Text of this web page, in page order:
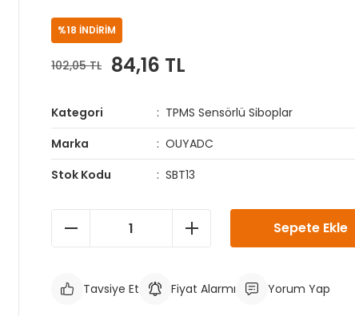
%18 İNDİRİM
102,05 TL 84,16 TL
Kategori
TPMS Sensörlü Siboplar
Marka
OUYADC
Stok Kodu
SBT13
Sepete Ekle
Tavsiye Et Fiyat Alarmı Yorum Yap